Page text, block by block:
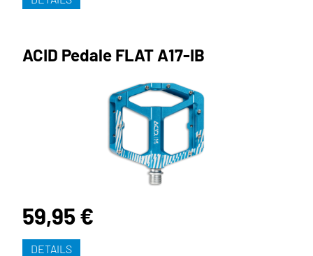
ACID Pedale FLAT A17-IB
59,95 €
DETAILS